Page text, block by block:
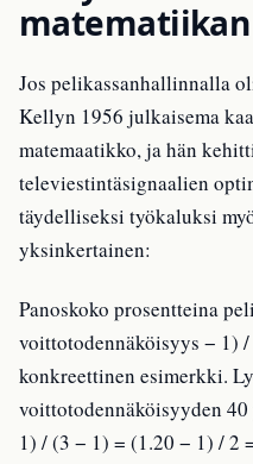
Jos pelikassanhallinnalla
Kellyn 1956 julkaisema
matemaatikko, ja hän
televiestintäsignaalien
täydelliseksi työkaluksi
yksinkertainen:
Panoskoko prosentteina
voittotodennäköisyys − 1)
konkreettinen esimerkki.
voittotodennäköisyyden
1) / (3 − 1) = (1.20 − 1) / 2